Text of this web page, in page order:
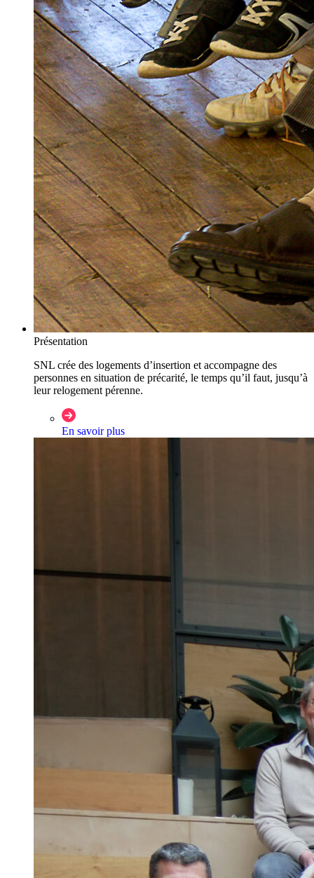
Présentation
SNL crée des logements d’insertion et accompagne des
personnes en situation de précarité, le temps qu’il faut, jusqu’à
leur relogement pérenne.
En savoir plus